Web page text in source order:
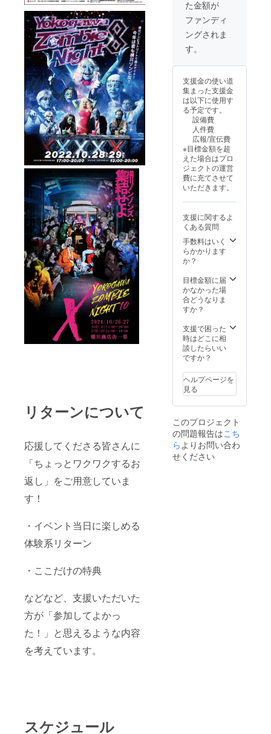
リターンについて
応援してくださる皆さんに
「ちょっとワクワクするお
返し」をご用意していま
す！
・イベント当日に楽しめる
体験系リターン
・ここだけの特典
などなど、支援いただいた
方が「参加してよかっ
た！」と思えるような内容
を考えています。
スケジュール
ただく
お名前
等のや
り取り
当者が
等でご
連絡い
たしま
す。
イト11
当日に
販売予
定です
メ
をご支
援いた
だいた
方には
１１種
類コン
プリー
ト版を
提供し
ます。
た金額が
ファンディ
ングされま
す。
支援金の使い道
集まった支援金
は以下に使用す
る予定です。
設備費
人件費
広報/宣伝費
※目標金額を超
えた場合はプロ
ジェクトの運営
費に充てさせて
いただきます。
支援に関するよ
くある質問
手数料はいく
らかかります
か？
目標金額に届
かなかった場
合どうなりま
すか？
支援で困った
時はどこに相
談したらいい
ですか？
ヘルプページを
見る
このプロジェクト
の問題報告はこち
ら よりお問い合わ
せください